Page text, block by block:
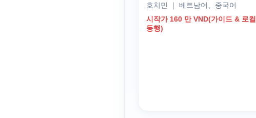
호치민 ｜ 베트남어、중국어
시작가 160 만 VND(가이드 & 로컬
동행)